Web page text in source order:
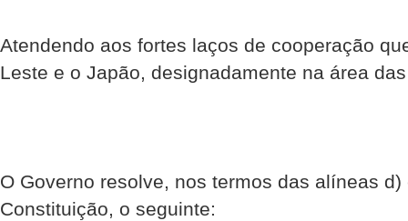
Atendendo aos fortes laços de cooperação
Leste e o Japão, designadamente na área
O Governo resolve, nos termos das alíneas d)
Constituição, o seguinte: